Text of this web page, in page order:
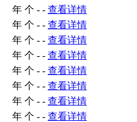
年 个 - - 查看详情
年 个 - - 查看详情
年 个 - - 查看详情
年 个 - - 查看详情
年 个 - - 查看详情
年 个 - - 查看详情
年 个 - - 查看详情
年 个 - - 查看详情